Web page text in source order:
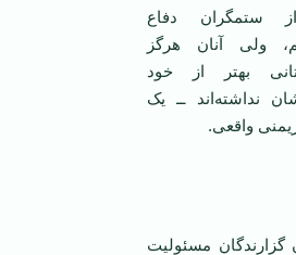
ستمگران دفاع
ولی آنان هرگز
بهتر از خود
نداشته‌اند ــ یک
واقعی.
گزارندگان مسئولیت